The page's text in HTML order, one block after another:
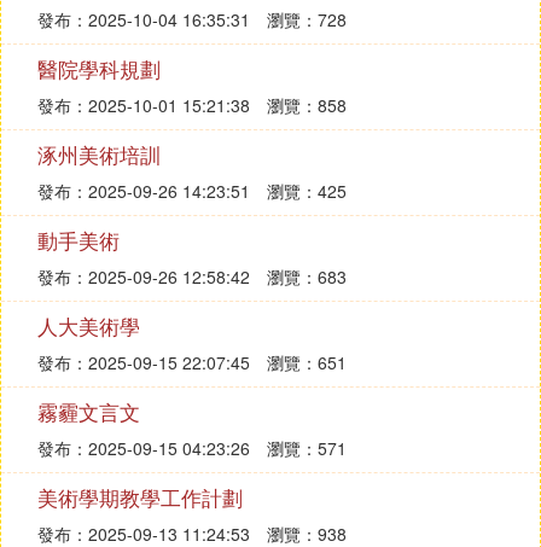
發布：2025-10-04 16:35:31 瀏覽：728
醫院學科規劃
發布：2025-10-01 15:21:38 瀏覽：858
涿州美術培訓
發布：2025-09-26 14:23:51 瀏覽：425
動手美術
發布：2025-09-26 12:58:42 瀏覽：683
人大美術學
發布：2025-09-15 22:07:45 瀏覽：651
霧霾文言文
發布：2025-09-15 04:23:26 瀏覽：571
美術學期教學工作計劃
發布：2025-09-13 11:24:53 瀏覽：938